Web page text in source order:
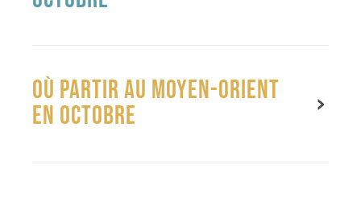
OÙ PARTIR AU MOYEN-ORIENT
EN OCTOBRE ​